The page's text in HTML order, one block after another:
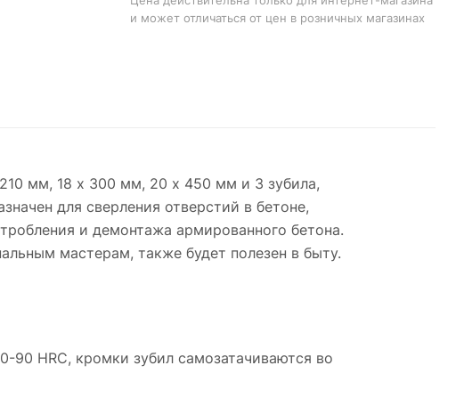
и может отличаться от цен в розничных магазинах
мм, 18 х 300 мм, 20 х 450 мм и 3 зубила,
для сверления отверстий в бетоне,
и демонтажа армированного бетона.
мастерам, также будет полезен в быту.
HRC, кромки зубил самозатачиваются во